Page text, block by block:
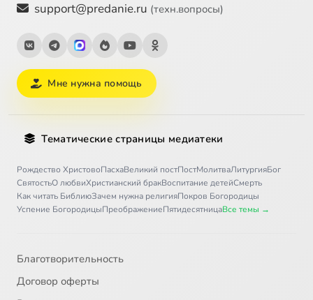
support@predanie.ru (техн.вопросы)
Мне нужна помощь
Тематические страницы медиатеки
Рождество ХристовоПасхаВеликий постПостМолитваЛитургияБог
СвятостьО любвиХристианский бракВоспитание детейСмерть
Как читать БиблиюЗачем нужна религияПокров Богородицы
Успение БогородицыПреображениеПятидесятницаВсе темы →
Благотворительность
Договор оферты